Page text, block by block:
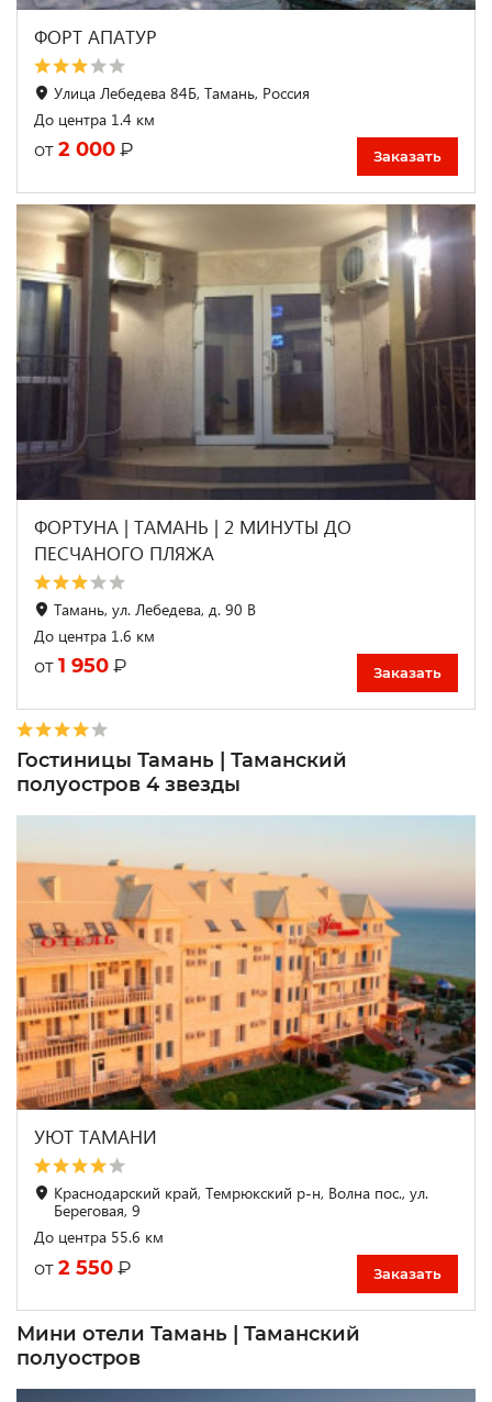
ФОРТ АПАТУР
Улица Лебедева 84Б, Тамань, Россия
До центра 1.4 км
от 2 000 ₽ Заказать
ФОРТУНА | ТАМАНЬ | 2 МИНУТЫ ДО
ПЕСЧАНОГО ПЛЯЖА
Тамань, ул. Лебедева, д. 90 В
До центра 1.6 км
от 1 950 ₽ Заказать
Гостиницы Тамань | Таманский
полуостров 4 звезды
УЮТ ТАМАНИ
Краснодарский край, Темрюкский р-н, Волна пос., ул.
Береговая, 9
До центра 55.6 км
от 2 550 ₽ Заказать
Мини отели Тамань | Таманский
полуостров